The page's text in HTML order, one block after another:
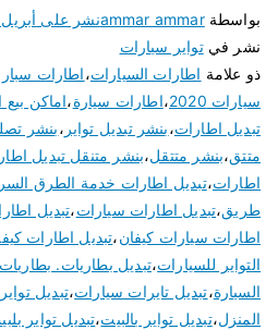
بواسطةammar ammarنشر على أبريل 13, 2020
نشر فيتواير سيارات
ذو علامة اطارات السيارات،اطارات
سيارات 2020
،اطارات سيارة،اماكن
تبديل اطارات،بنشر تبديل تواير ،بنشر
متتق،بنشر متتقل،بنشر متنقل تبديل
اطارات،تبديل اطارات خدمة الطرق
طريق،تبديل اطارات سيارات،تبديل
اطارات سيارات كيفان،تبديل اطارات
التواير للسيارات،تبديل بطاريات.
السيارة،تبديل تايرات سيارات،تبديل تواير
المنزل،تبديل تواير بالبيت،تبديل تواير